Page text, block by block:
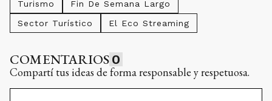
Turismo
Fin De Semana Largo
Sector Turístico
El Eco Streaming
COMENTARIOS 0
Compartí tus ideas de forma responsable y respetuosa.